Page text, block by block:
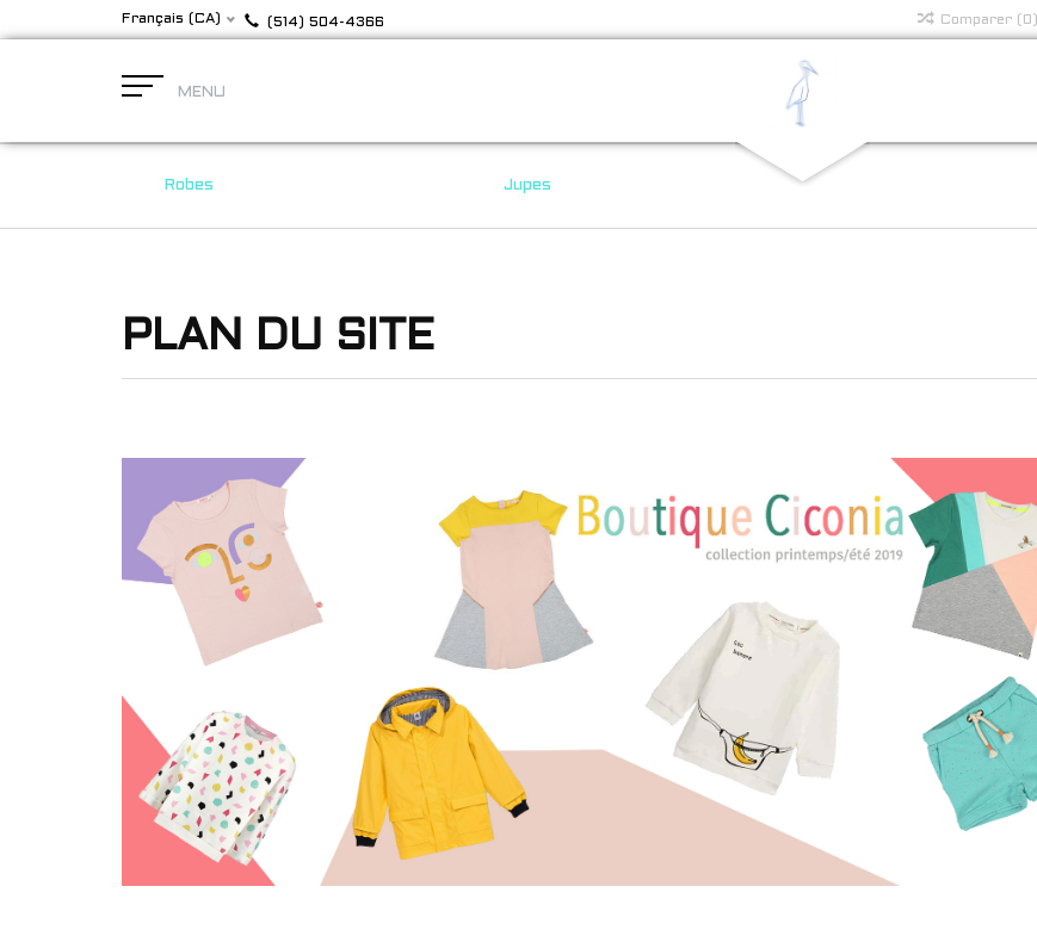
Français (CA) (514) 504-4366 Comparer (0)
MENU
Robes Jupes
PLAN DU SITE